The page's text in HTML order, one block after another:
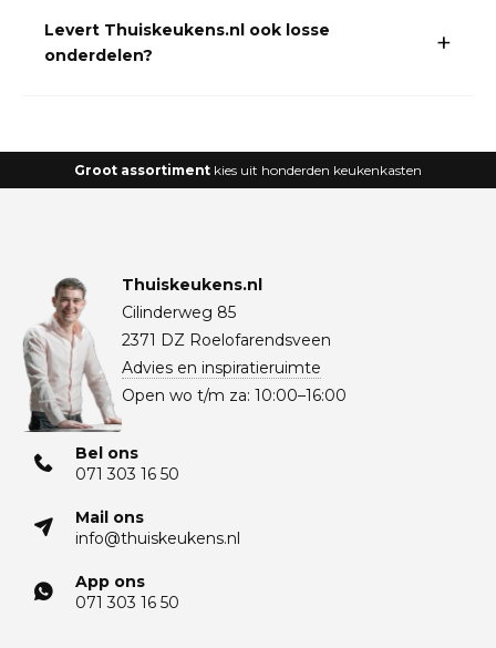
Levert Thuiskeukens.nl ook losse
onderdelen?
Groot assortiment kies uit honderden keukenkasten
Thuiskeukens.nl
Cilinderweg 85
2371 DZ Roelofarendsveen
Advies en inspiratieruimte
Open wo t/m za: 10:00–16:00
Bel ons
071 303 16 50
Mail ons
info@thuiskeukens.nl
App ons
071 303 16 50